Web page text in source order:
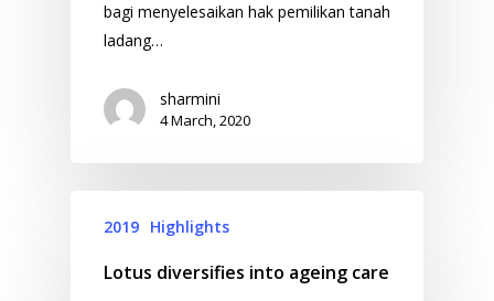
bagi menyelesaikan hak pemilikan tanah
ladang…
sharmini
4 March, 2020
2019 Highlights
Lotus diversifies into ageing care